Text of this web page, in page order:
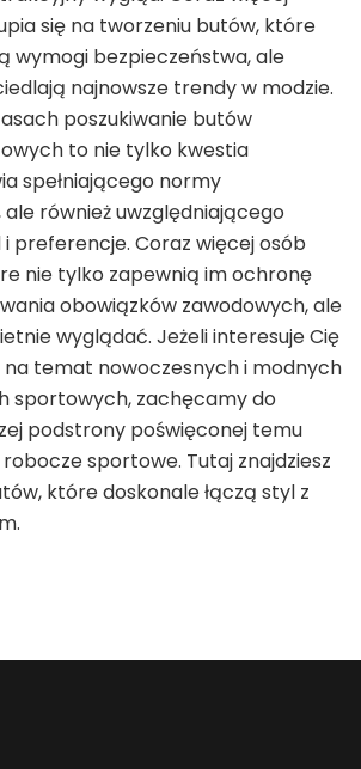
się na tworzeniu butów, które
wymogi bezpieczeństwa, ale
najnowsze trendy w modzie.
poszukiwanie butów
to nie tylko kwestia
spełniającego normy
również uwzględniającego
preferencje. Coraz więcej osób
nie tylko zapewnią im ochronę
obowiązków zawodowych, ale
wyglądać. Jeżeli interesuje Cię
temat nowoczesnych i modnych
sportowych, zachęcamy do
podstrony poświęconej temu
sportowe. Tutaj znajdziesz
które doskonale łączą styl z